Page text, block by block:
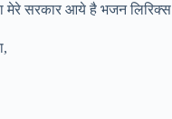
मेरे सरकार आये है भजन लिरिक्स